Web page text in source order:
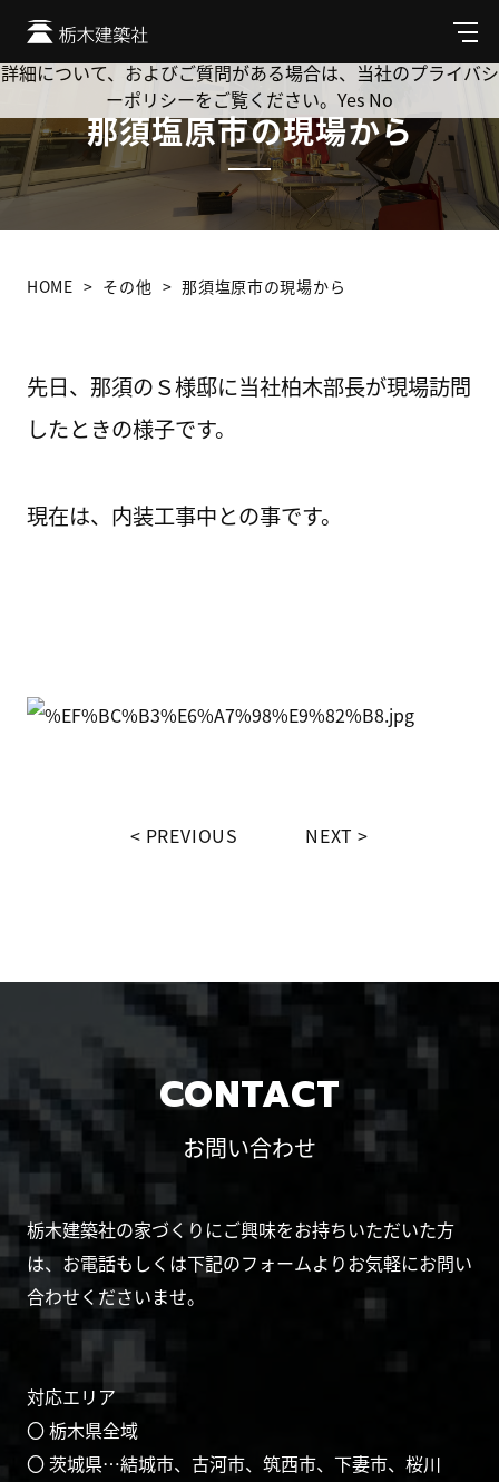
メ
ニ
ュ
那須塩原市の現場から
HOME その他 那須塩原市の現場から
先日、那須のＳ様邸に当社柏木部長が現場訪問
したときの様子です。
現在は、内装工事中との事です。
PREVIOUS NEXT
CONTACT
お問い合わせ
栃木建築社の家づくりにご興味をお持ちいただいた方
は、お電話もしくは下記のフォームよりお気軽にお問い
合わせくださいませ。
対応エリア
〇 栃木県全域
〇 茨城県…結城市、古河市、筑西市、下妻市、桜川
Cookie を使用して、お客様の活動を追跡してもよろしいです
か? 当社ではお客様のプライバシーを極めて重視しています。
詳細について、およびご質問がある場合は、当社のプライバシ
ーポリシーをご覧ください。 Yes No